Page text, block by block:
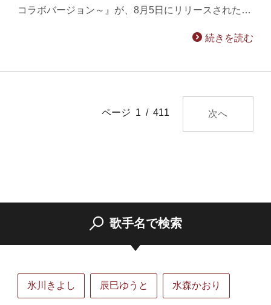
コラボバージョン～』が、8月5日にリリースされた…
続きを読む
ページ 1 / 411 次へ
歌手名で検索
氷川きよし 辰巳ゆうと 水森かおり